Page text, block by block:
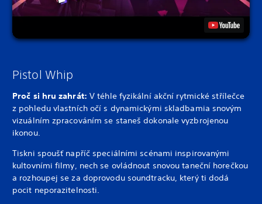
Pistol Whip
Proč si hru zahrát: V téhle fyzikální akční rytmické střílečce
z pohledu vlastních očí s dynamickými skladbamia snovým
vizuálním zpracováním se staneš dokonale vyzbrojenou
ikonou.
Tiskni spoušť napříč speciálními scénami inspirovanými
kultovními filmy, nech se ovládnout snovou taneční horečkou
a rozhoupej se za doprovodu soundtracku, který ti dodá
pocit neporazitelnosti.